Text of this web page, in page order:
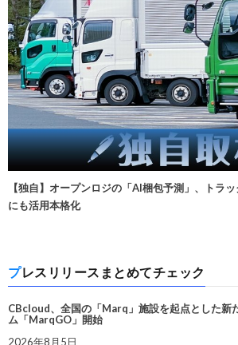
【独自】オープンロジの「AI梱包予測」、トラ
にも活用本格化
プレスリリースまとめてチェック
CBcloud、全国の「Marq」施設を起点とした新
ム「MarqGO」開始
2026年8月5日